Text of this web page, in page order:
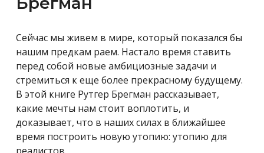
Сейчас мы живем в мире, который показался бы
нашим предкам раем. Настало время ставить
перед собой новые амбициозные задачи и
стремиться к еще более прекрасному будущему.
В этой книге Рутгер Брегман рассказывает,
какие мечты нам стоит воплотить, и
доказывает, что в наших силах в ближайшее
время построить новую утопию: утопию для